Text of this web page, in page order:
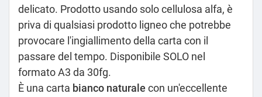
delicato. Prodotto usando solo cellulosa alfa, è
priva di qualsiasi prodotto ligneo che potrebbe
provocare l'ingiallimento della carta con il
passare del tempo. Disponibile SOLO nel
formato A3 da 30fg.
È una carta bianco naturale con un'eccellente